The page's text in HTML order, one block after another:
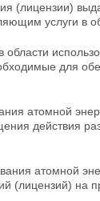
(лицензии)
услуги в
для
атомной
действия
атомной
(лицензий) на